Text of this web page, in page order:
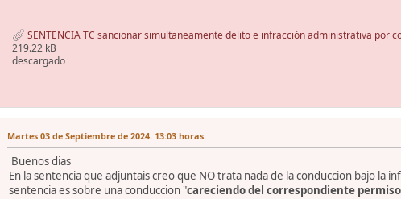
SENTENCIA TC sancionar simultaneamente delito e infracción administrativa por
219.22 kB
descargado
Martes 03 de Septiembre de 2024. 13:03 horas.
Buenos dias
En la sentencia que adjuntais creo que NO trata nada de la conduccion bajo la
sentencia es sobre una conduccion "careciendo del correspondiente